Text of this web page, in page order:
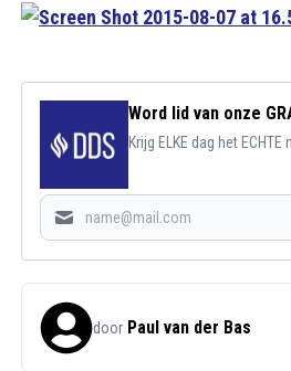
Word lid van onze
Krijg ELKE dag het
door Paul van der Bas